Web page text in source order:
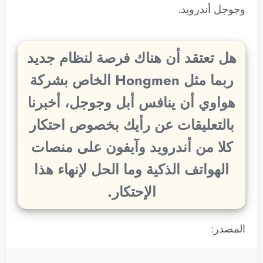
وجوجل أندرويد.
هل تعتقد أن هناك فرصة لنظام جديد
ربما مثل Hongmen الخاص بشركة
هواوي أن ينافس أبل وجوجل، أخبرنا
بالتعليقات عن رأيك بخصوص احتكار
كلا من أندرويد وآيفون على منصات
الهواتف الذكية وما الحل لإنهاء هذا
الإحتكار.
المصدر: